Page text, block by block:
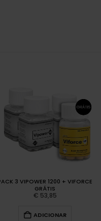
3 VIPOWER 1200 + VIFORCE
GRÁTIS
€ 53,85
ADICIONAR